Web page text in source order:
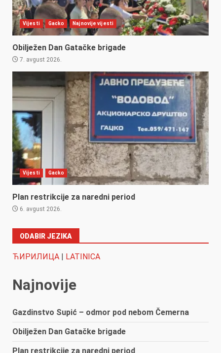
Vijesti Gacko Najnovije vijesti
Obilježen Dan Gatačke brigade
7. avgust 2026.
Vijesti Gacko
Plan restrikcije za naredni period
6. avgust 2026.
ODABIR JEZIKA
ЋИРИЛИЦА LATINICA
Najnovije
Gazdinstvo Supić – odmor pod nebom Čemerna
Obilježen Dan Gatačke brigade
Plan restrikcije za naredni period